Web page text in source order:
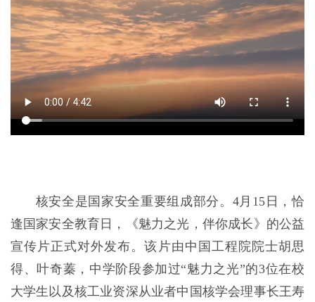
核安全是国家安全重要组成部分。4月15日，恰
逢国家安全教育日，《魅力之光，伴你成长》的公益
宣传片正式对外发布。该片由中国工程院院士胡思
得、叶奇蓁，中学阶段参加过“魅力之光”的3位在校
大学生以及核工业资深从业者中国核学会理事长王寿